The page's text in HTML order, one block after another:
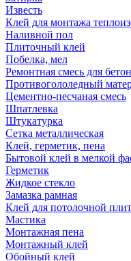
Известь
Клей для монтажа
Наливной пол
Плиточный клей
Побелка, мел
Ремонтная смесь для
Противогололедный
Цементно-песчаная смесь
Шпатлевка
Штукатурка
Сетка металлическая
Клей, герметик, пена
Бытовой клей в мелкой
Герметик
Жидкое стекло
Замазка рамная
Клей для потолочной
Мастика
Монтажная пена
Монтажный клей
Обойный клей